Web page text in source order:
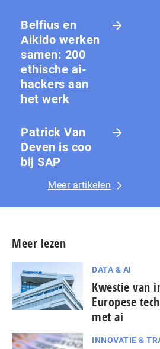
Belfius en
Aikido werken
samen: 200
ethische ai-
hackers aan
het werk
Patrick Van
Deven is coo
bij SAP
Meer artikelen
Meer lezen
DATA & AI
Kwestie van
Europese
met ai
INNOVATIE &